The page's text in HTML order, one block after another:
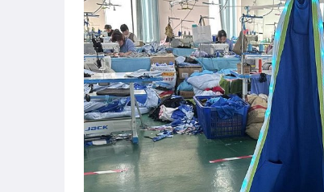
原創設計良品
汽機車精品百貨
居家、家具與園藝
手錶與飾品配件
美容保養與彩妝
家電與影音視聽